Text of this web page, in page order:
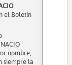
el Boletín
nombre,
siempre la